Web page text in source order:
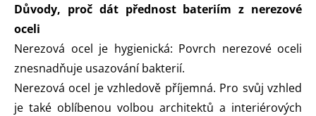
Důvody, proč dát přednost bateriím z nerezové
oceli
Nerezová ocel je hygienická: Povrch nerezové oceli
znesnadňuje usazování bakterií.
Nerezová ocel je vzhledově příjemná. Pro svůj vzhled
je také oblíbenou volbou architektů a interiérových